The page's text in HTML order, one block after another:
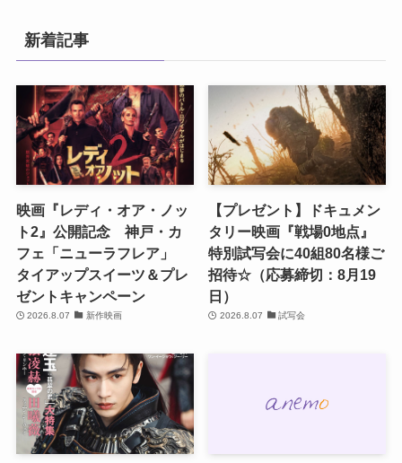
新着記事
映画『レディ・オア・ノッ
ト2』公開記念 神戸・カ
フェ「ニューラフレア」
タイアップスイーツ＆プレ
ゼントキャンペーン
2026.8.07 新作映画
【プレゼント】ドキュメン
タリー映画『戦場0地点』
特別試写会に40組80名様ご
招待☆（応募締切：8月19
日）
2026.8.07 試写会